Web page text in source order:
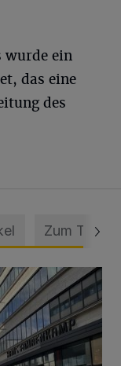
wurde ein
das eine
des
Zum Thema